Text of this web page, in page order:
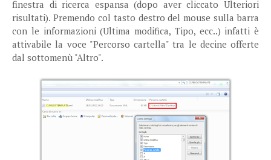
finestra di ricerca espansa (dopo aver cliccato Ulteriori
risultati). Premendo col tasto destro del mouse sulla barra
con le informazioni (Ultima modifica, Tipo, ecc..) infatti è
attivabile la voce "Percorso cartella" tra le decine offerte
dal sottomenù "Altro".